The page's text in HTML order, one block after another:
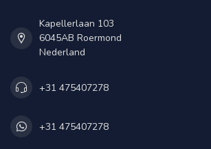
Kapellerlaan 103
6045AB Roermond
Nederland
+31 475407278
+31 475407278